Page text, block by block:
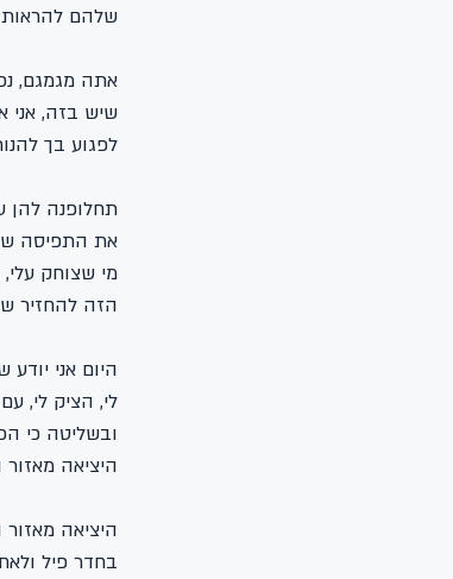
שלהם להראות
אתה מגמגם,
שיש בזה,
לפגוע בך
תחלופנה להן
את התפיסה
מי שצוחק
הזה להחזיר
היום אני
לי, הציק לי,
ובשליטה כי
היציאה מאזור
היציאה
בחדר פיל